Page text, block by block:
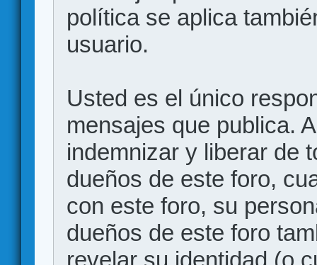
política se aplica
usuario.
Usted es el único
mensajes que publica.
indemnizar y liberar de
dueños de este foro,
con este foro, su
dueños de este foro
revelar su identidad (o